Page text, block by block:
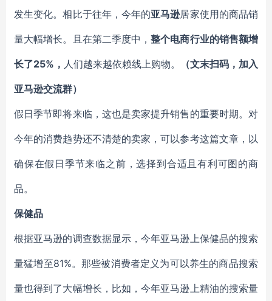
发生变化。相比于往年，今年的亚马逊居家使用的商品销
量大幅增长。且在第二季度中，整个电商行业的销售额增
长了25%， 人们越来越依赖线上购物。 （文末扫码 ， 加 入
亚马逊交流群）
假日季节即将来临，这也是卖家提升销售的重要时期。对
今年的消费趋势还不清楚的卖家，可以参考这篇文章，以
确保在假日季节来临之前，选择到合适且有利可图的商
品。
保健品
根据亚马逊的调查数据显示，今年亚马逊上保健品的搜索
量猛增至81%。那些被消费者定义为可以养生的商品搜索
量也得到了大幅增长，比如，今年亚马逊上精油的搜索量